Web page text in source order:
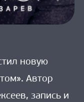
новую
Автор
запись и